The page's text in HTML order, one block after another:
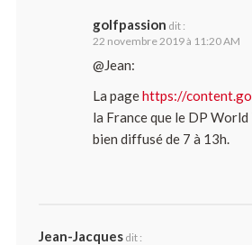
golfpassion dit :
22 novembre 2019 à 11:20 AM
@Jean:
La pagehttps://
la France que le DP
bien diffusé de 7 à 13h.
Jean-Jacques dit :